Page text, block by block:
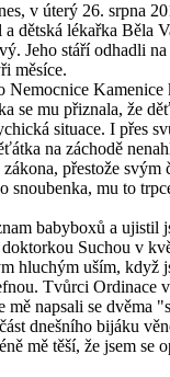
v úterý 26. srpna
dětská lékařka Běla
Jeho stáří odhadli
měsíce.
Nemocnice
se mu přiznala, že
situace. I přes
na záchodě
přestože
snoubenka, mu to
babyboxů a
Suchou v
hluchým uším, když
Tvůrci Ordinace
mě napsali se dvěma
dnešního bijáku
mě těší, že jsem se